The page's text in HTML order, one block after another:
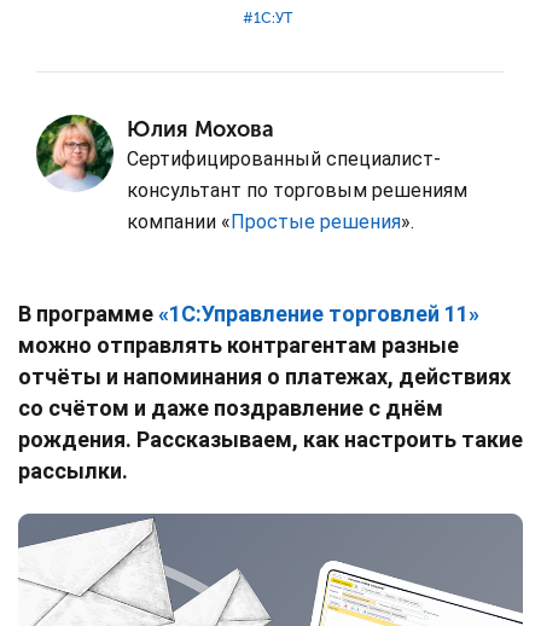
#⁣1С:УТ
Юлия Мохова
Сертифицированный специалист-
консультант по торговым решениям
компании «Простые решения».
В программе«1С:Управление торговлей 11»
можно отправлять контрагентам разные
отчёты и напоминания о платежах, действиях
со счётом и даже поздравление с днём
рождения. Рассказываем, как настроить такие
рассылки.